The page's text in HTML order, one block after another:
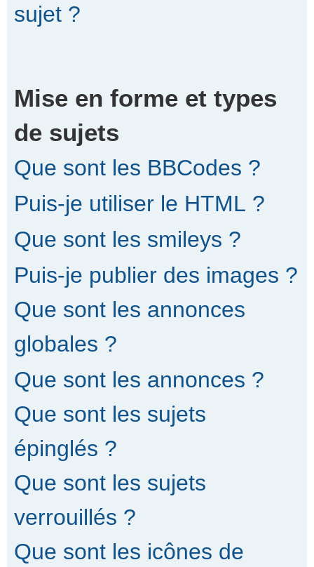
sujet ?
Mise en forme et types
de sujets
Que sont les BBCodes ?
Puis-je utiliser le HTML ?
Que sont les smileys ?
Puis-je publier des images ?
Que sont les annonces
globales ?
Que sont les annonces ?
Que sont les sujets
épinglés ?
Que sont les sujets
verrouillés ?
Que sont les icônes de